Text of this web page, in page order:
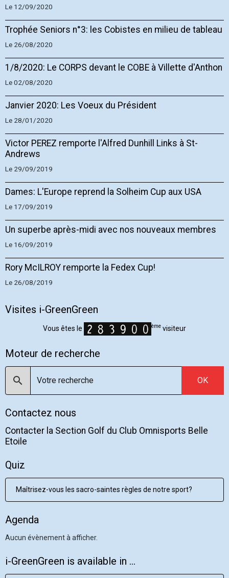
Le 12/09/2020
Trophée Seniors n°3: les Cobistes en milieu de tableau
Le 26/08/2020
1/8/2020: Le CORPS devant le COBE à Villette d'Anthon
Le 02/08/2020
Janvier 2020: Les Voeux du Président
Le 28/01/2020
Victor PEREZ remporte l'Alfred Dunhill Links à St-
Andrews
Le 29/09/2019
Dames: L'Europe reprend la Solheim Cup aux USA
Le 17/09/2019
Un superbe après-midi avec nos nouveaux membres
Le 16/09/2019
Rory McILROY remporte la Fedex Cup!
Le 26/08/2019
Visites i-GreenGreen
Vous êtes le ème visiteur
Moteur de recherche
OK
Contactez nous
Contacter la Section Golf du Club Omnisports Belle
Etoile
Quiz
Maîtrisez-vous les sacro-saintes règles de notre sport?
Agenda
Aucun évènement à afficher.
i-GreenGreen is available in ...